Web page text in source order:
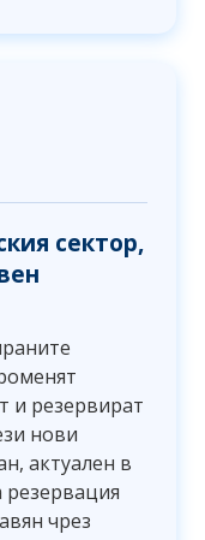
сектор,
и резервират
нови
актуален в
чрез